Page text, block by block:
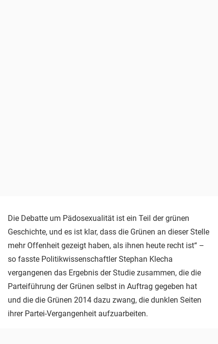
Die Debatte um Pädosexualität ist ein Teil der grünen
Geschichte, und es ist klar, dass die Grünen an dieser Stelle
mehr Offenheit gezeigt haben, als ihnen heute recht ist“ –
so fasste Politikwissenschaftler Stephan Klecha
vergangenen das Ergebnis der Studie zusammen, die die
Parteiführung der Grünen selbst in Auftrag gegeben hat
und die die Grünen 2014 dazu zwang, die dunklen Seiten
ihrer Partei-Vergangenheit aufzuarbeiten.